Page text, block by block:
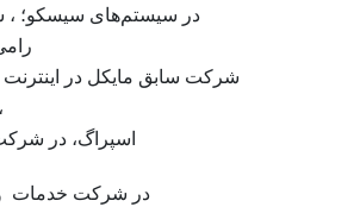
در سیستم‌های سیسکو؛ ،
شرکت سابق مایکل در
اسپراگ، در
در شرکت خدمات و